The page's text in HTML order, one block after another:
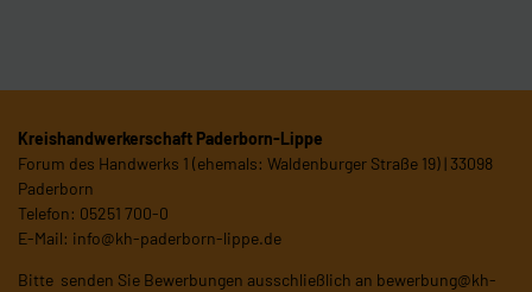
Kreishandwerkerschaft Paderborn-Lippe
Forum des Handwerks 1 (ehemals: Waldenburger Straße 19) | 33098
Paderborn
Telefon: 05251 700-0
E-Mail: info@kh-paderborn-lippe.de
Bitte senden Sie Bewerbungen ausschließlich an bewerbung@kh-